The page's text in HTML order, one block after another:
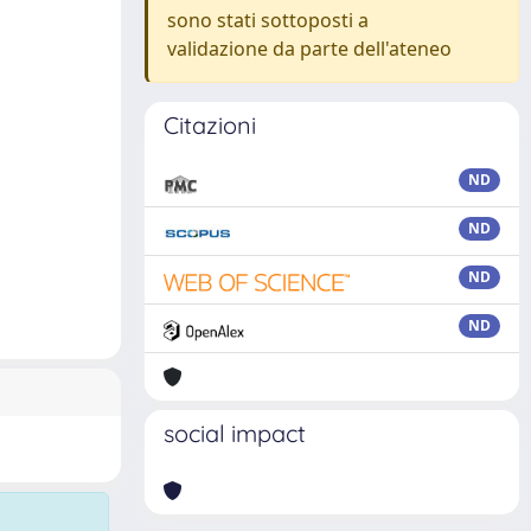
sono stati sottoposti a
validazione da parte dell'ateneo
Citazioni
ND
ND
ND
ND
social impact